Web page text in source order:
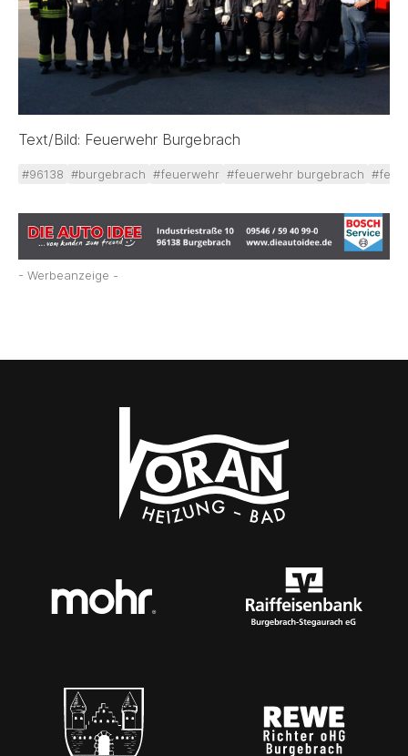
Text/Bild: Feuerwehr Burgebrach
#96138 #burgebrach #feuerwehr #feuerwehr burgebrach
- Werbeanzeige -